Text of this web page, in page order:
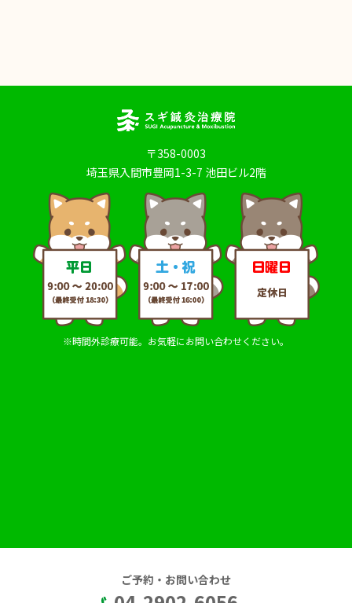
〒358-0003
埼玉県入間市豊岡1-3-7 池田ビル2階
※時間外診療可能。お気軽にお問い合わせください。
ご予約・お問い合わせ